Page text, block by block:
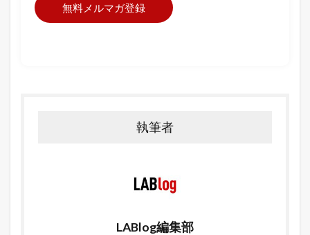
無料メルマガ登録
執筆者
LABlog編集部